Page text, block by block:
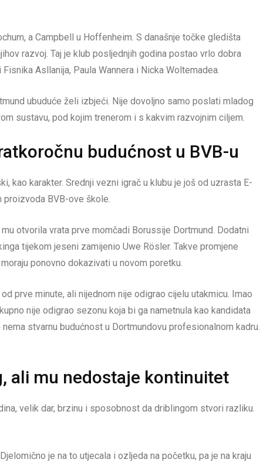
a Campbell u Hoffenheim. S današnje točke gledišta
razvoj. Taj je klub posljednjih godina postao vrlo dobra
Asllanija, Paula Wannera i Nicka Woltemadea.
ubuduće želi izbjeći. Nije dovoljno samo poslati mladog
sustavu, pod kojim trenerom i s kakvim razvojnim ciljem.
budućnost u BVB-u
kao karakter. Srednji vezni igrač u klubu je još od uzrasta E-
proizvoda BVB-ove škole.
otvorila vrata prve momčadi Borussije Dortmund. Dodatni
tijekom jeseni zamijenio Uwe Rösler. Takve promjene
ponovno dokazivati u novom poretku.
prve minute, ali nijednom nije odigrao cijelu utakmicu. Imao
nije odigrao sezonu koja bi ga nametnula kao kandidata
stvarnu budućnost u Dortmundovu profesionalnom kadru.
ali mu nedostaje kontinuitet
velik dar, brzinu i sposobnost da driblingom stvori razliku.
je na to utjecala i ozljeda na početku, pa je na kraju